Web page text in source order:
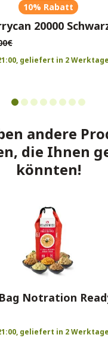
10% Rabatt
20000
geliefert in 2
andere
die Ihnen
könnten!
Notration
geliefert in 2